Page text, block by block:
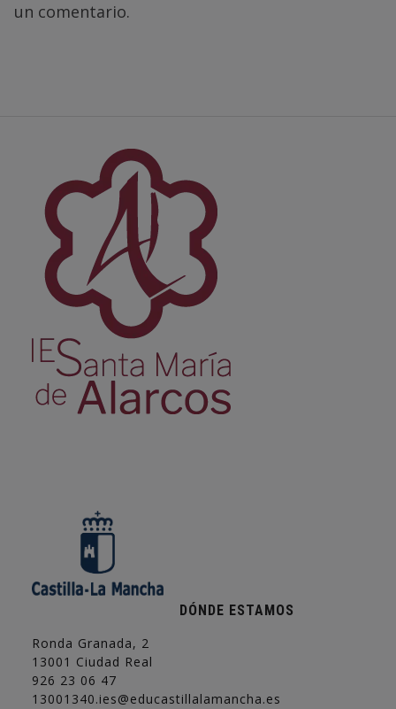
un comentario.
DÓNDE ESTAMOS
Ronda Granada, 2
13001 Ciudad Real
926 23 06 47
13001340.ies@educastillalamancha.es